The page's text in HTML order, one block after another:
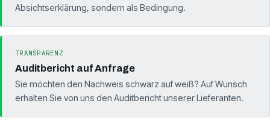
Absichtserklärung, sondern als Bedingung.
TRANSPARENZ
Auditbericht auf Anfrage
Sie möchten den Nachweis schwarz auf weiß? Auf Wunsch
erhalten Sie von uns den Auditbericht unserer Lieferanten.